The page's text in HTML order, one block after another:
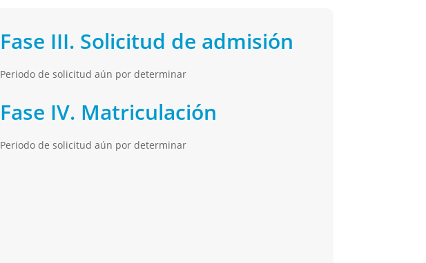
Fase III. Solicitud de admisión
Periodo de solicitud aún por determinar
Fase IV. Matriculación
Periodo de solicitud aún por determinar